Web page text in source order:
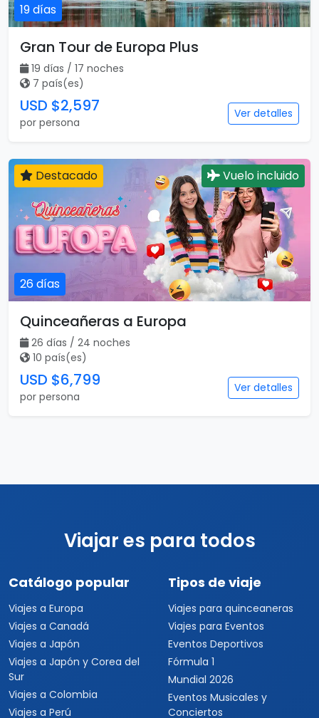
19 días
Gran Tour de Europa Plus
19 días / 17 noches
7 país(es)
USD $2,597
por persona
Ver detalles
26 días
Destacado Vuelo incluido
Quinceañeras a Europa
26 días / 24 noches
10 país(es)
USD $6,799
por persona
Ver detalles
Viajar es para todos
Catálogo popular
Viajes a Europa
Viajes a Canadá
Viajes a Japón
Viajes a Japón y Corea del
Sur
Viajes a Colombia
Viajes a Perú
Tipos de viaje
Viajes para quinceaneras
Viajes para Eventos
Eventos Deportivos
Fórmula 1
Mundial 2026
Eventos Musicales y
Conciertos